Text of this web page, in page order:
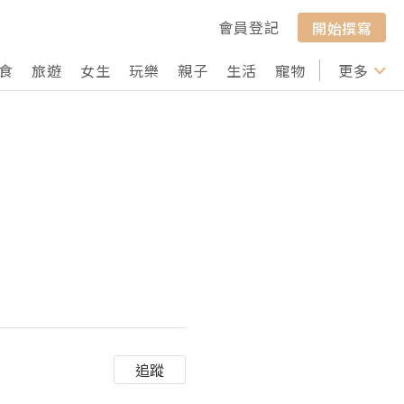
會員登記
開始撰寫
旅遊 女生 玩樂 親子 生活 寵物 行山 打卡
更多
追蹤